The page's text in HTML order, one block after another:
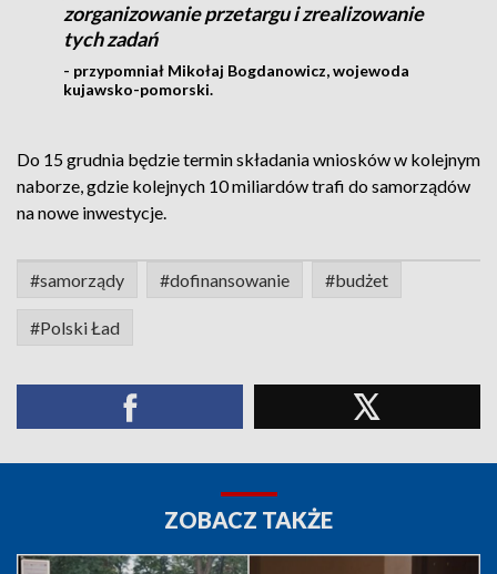
zorganizowanie przetargu i zrealizowanie
tych zadań
- przypomniał Mikołaj Bogdanowicz, wojewoda
kujawsko-pomorski.
Do 15 grudnia będzie termin składania wniosków w kolejnym
naborze, gdzie kolejnych 10 miliardów trafi do samorządów
na nowe inwestycje.
#samorządy #dofinansowanie #budżet
#Polski Ład
ZOBACZ TAKŻE